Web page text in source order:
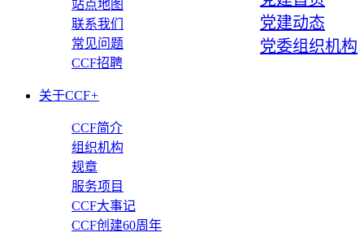
党建动态
党委组织机构
站点地图
联系我们
常见问题
CCF招聘
关于CCF+
CCF简介
组织机构
规章
服务项目
CCF大事记
CCF创建60周年